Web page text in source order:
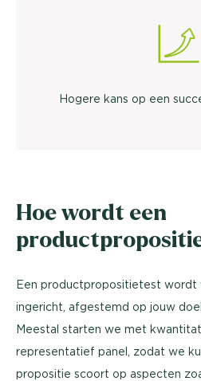
Hogere kans op een
Hoe wordt een
Een productpropositietest wordt
ingericht, afgestemd op jouw
Meestal starten we met
representatief panel, zodat we
propositie scoort op aspecten